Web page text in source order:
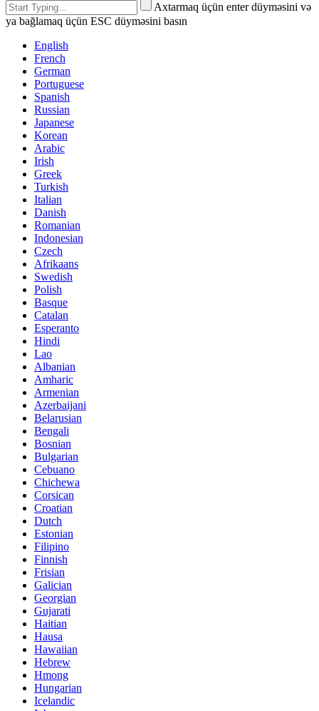
Axtarmaq üçün enter düyməsini və
ya bağlamaq üçün ESC düyməsini basın
English
French
German
Portuguese
Spanish
Russian
Japanese
Korean
Arabic
Irish
Greek
Turkish
Italian
Danish
Romanian
Indonesian
Czech
Afrikaans
Swedish
Polish
Basque
Catalan
Esperanto
Hindi
Lao
Albanian
Amharic
Armenian
Azerbaijani
Belarusian
Bengali
Bosnian
Bulgarian
Cebuano
Chichewa
Corsican
Croatian
Dutch
Estonian
Filipino
Finnish
Frisian
Galician
Georgian
Gujarati
Haitian
Hausa
Hawaiian
Hebrew
Hmong
Hungarian
Icelandic